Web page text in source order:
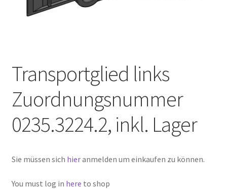
Transportglied links
Zuordnungsnummer
0235.3224.2, inkl. Lager
Sie müssen sich hieranmelden um einkaufen zu können.
You must log in here to shop